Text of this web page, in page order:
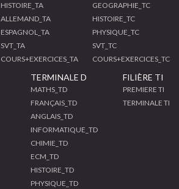
HISTOIRE_TA
ALLEMAND_TA
ESPAGNOL_TA
SVT_TA
COURS+EXERCICES_TA
GEOGRAPHIE_TC
HISTOIRE_TC
PHYSIQUE_TC
SVT_TC
COURS+EXERCICES_TC
TERMINALE D
MATHS_TD
FRANÇAIS_TD
ANGLAIS_TD
INFORMATIQUE_TD
CHIMIE_TD
ECM_TD
HISTOIRE_TD
PHYSIQUE_TD
FILIÈRE TI
PREMIERE TI
TERMINALE TI